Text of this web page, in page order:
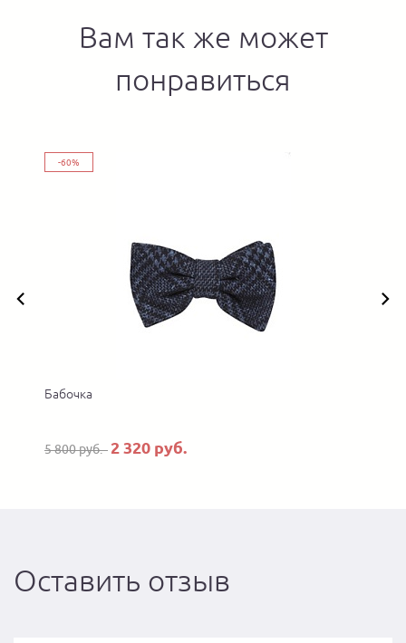
Вам так же может
понравиться
-60%
Бабочка
5 800 руб. 2 320 руб.
Оставить отзыв